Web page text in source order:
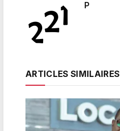
P
ARTICLES SIMILAIRES